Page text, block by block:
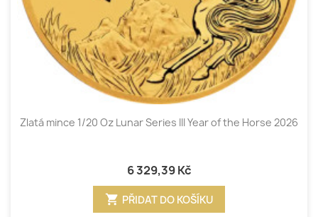
Zlatá mince 1/20 Oz Lunar Series III Year of the Horse 2026
6 329,39 Kč
shopping_cart PŘIDAT DO KOŠÍKU